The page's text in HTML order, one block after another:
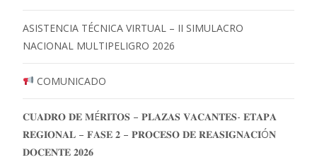
ASISTENCIA TÉCNICA VIRTUAL – II SIMULACRO
NACIONAL MULTIPELIGRO 2026
COMUNICADO
𝐂𝐔𝐀𝐃𝐑𝐎 𝐃𝐄 𝐌É𝐑𝐈𝐓𝐎𝐒 – 𝐏𝐋𝐀𝐙𝐀𝐒 𝐕𝐀𝐂𝐀𝐍𝐓𝐄𝐒- 𝐄𝐓𝐀𝐏𝐀
𝐑𝐄𝐆𝐈𝐎𝐍𝐀𝐋 – 𝐅𝐀𝐒𝐄 𝟐 – 𝐏𝐑𝐎𝐂𝐄𝐒𝐎 𝐃𝐄 𝐑𝐄𝐀𝐒𝐈𝐆𝐍𝐀𝐂𝐈Ó𝐍
𝐃𝐎𝐂𝐄𝐍𝐓𝐄 𝟐𝟎𝟐𝟔